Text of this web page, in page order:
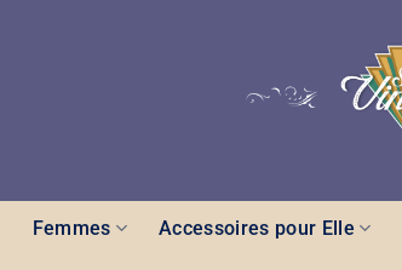
Femmes Accessoires pour Elle